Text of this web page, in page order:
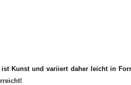
Kunst und variiert daher leicht in